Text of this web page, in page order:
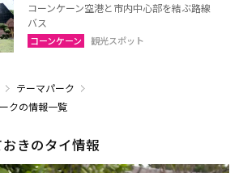
コーンケーン空港と市内中心部を結ぶ路線
バス
コーンケーン 観光スポット
テーマパーク
クの情報一覧
きのタイ情報